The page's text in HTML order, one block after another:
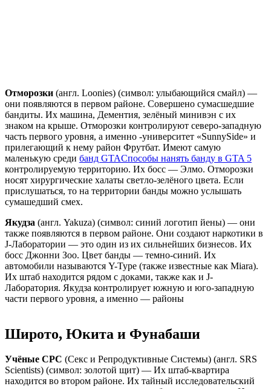
Отморозки (англ. Loonies) (символ: улыбающийся смайл) —
они появляются в первом районе. Совершено сумасшедшие
бандиты. Их машина, Дементия, зелёный минивэн с их
знаком на крыше. Отморозки контролируют северо-западную
часть первого уровня, а именно -университет «SunnySide» и
прилегающий к нему район Фрутбат. Имеют самую
маленькую среди банд GTAСпособы нанять банду в GTA 5
контролируемую территорию. Их босс — Элмо. Отморозки
носят хирургические халаты светло-зелёного цвета. Если
прислушаться, то на территории банды можно услышать
сумашедший смех.
Якудза (англ. Yakuza) (символ: синий логотип йены) — они
также появляются в первом районе. Они создают наркотики в
J-Лаборатории — это один из их сильнейших бизнесов. Их
босс Джонни Зоо. Цвет банды — темно-синий. Их
автомобили называются Y-Type (также известные как Miara).
Их штаб находится рядом с доками, также как и J-
Лаборатория. Якудза контролирует южную и юго-западную
части первого уровня, а именно — районы
Широто, Юкита и Фунабаши
Учёные СРС (Секс и Репродуктивные Системы) (англ. SRS
Scientists) (символ: золотой щит) — Их штаб-квартира
находится во втором районе. Их тайный исследовательский